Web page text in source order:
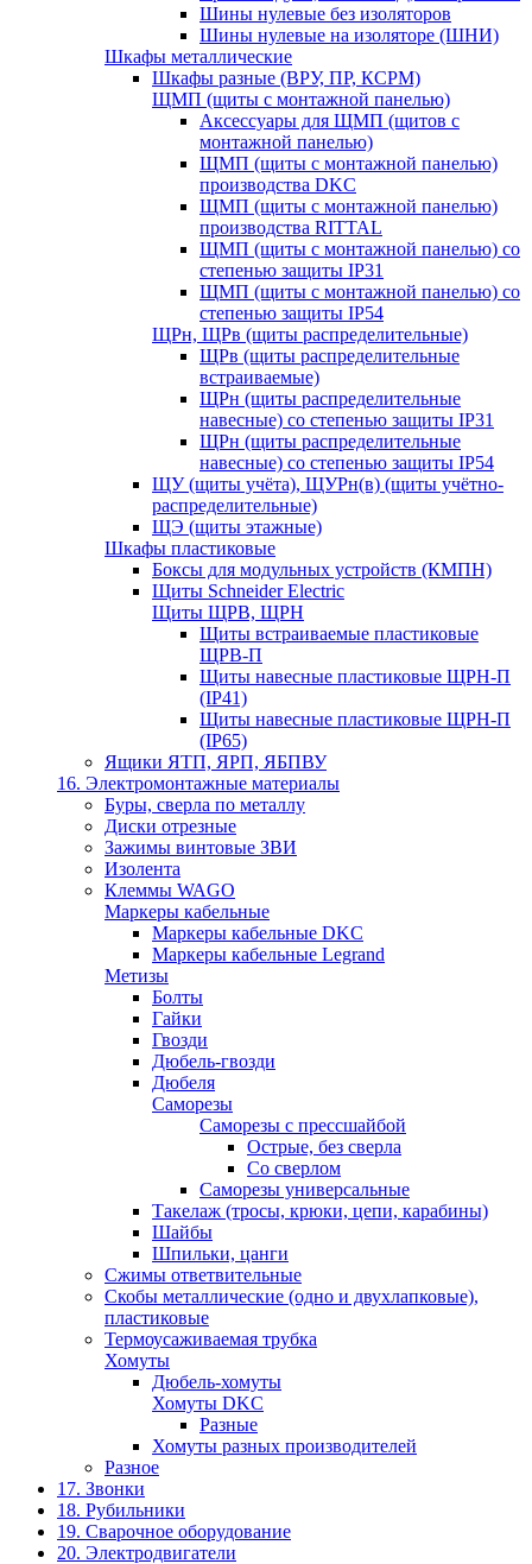
Шины нулевые без изоляторов
Шины нулевые на изоляторе (ШНИ)
Шкафы металлические
Шкафы разные (ВРУ, ПР, КСРМ)
ЩМП (щиты с монтажной панелью)
Аксессуары для ЩМП (щитов с
монтажной панелью)
ЩМП (щиты с монтажной панелью)
производства DKC
ЩМП (щиты с монтажной панелью)
производства RITTAL
ЩМП (щиты с монтажной панелью) со
степенью защиты IP31
ЩМП (щиты с монтажной панелью) со
степенью защиты IP54
ЩРн, ЩРв (щиты распределительные)
ЩРв (щиты распределительные
встраиваемые)
ЩРн (щиты распределительные
навесные) со степенью защиты IP31
ЩРн (щиты распределительные
навесные) со степенью защиты IP54
ЩУ (щиты учёта), ЩУРн(в) (щиты учётно-
распределительные)
ЩЭ (щиты этажные)
Шкафы пластиковые
Боксы для модульных устройств (КМПН)
Щиты Schneider Electric
Щиты ЩРВ, ЩРН
Щиты встраиваемые пластиковые
ЩРВ-П
Щиты навесные пластиковые ЩРН-П
(IP41)
Щиты навесные пластиковые ЩРН-П
(IP65)
Ящики ЯТП, ЯРП, ЯБПВУ
16. Электромонтажные материалы
Буры, сверла по металлу
Диски отрезные
Зажимы винтовые ЗВИ
Изолента
Клеммы WAGO
Маркеры кабельные
Маркеры кабельные DKC
Маркеры кабельные Legrand
Метизы
Болты
Гайки
Гвозди
Дюбель-гвозди
Дюбеля
Саморезы
Саморезы с прессшайбой
Острые, без сверла
Со сверлом
Саморезы универсальные
Такелаж (тросы, крюки, цепи, карабины)
Шайбы
Шпильки, цанги
Сжимы ответвительные
Скобы металлические (одно и двухлапковые),
пластиковые
Термоусаживаемая трубка
Хомуты
Дюбель-хомуты
Хомуты DKC
Разные
Хомуты разных производителей
Разное
17. Звонки
18. Рубильники
19. Сварочное оборудование
20. Электродвигатели